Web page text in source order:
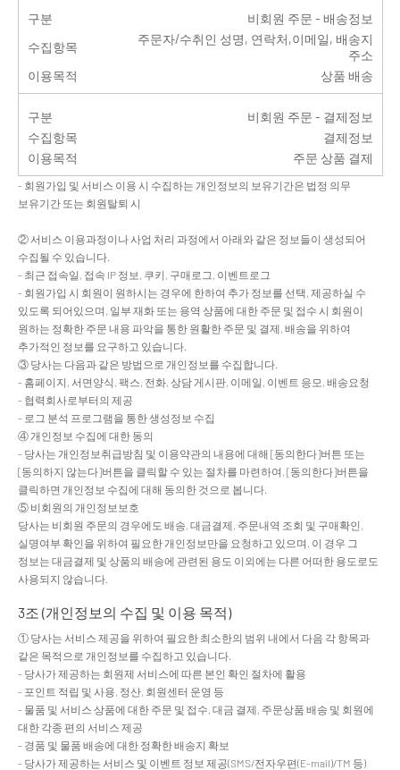
구분
비회원 주문 - 배송정보
수집항목
주문자/수취인 성명, 연락처,이메일, 배송지
주소
이용목적
상품 배송
구분
비회원 주문 - 결제정보
수집항목
결제정보
이용목적
주문 상품 결제
- 회원가입 및 서비스 이용 시 수집하는 개인정보의 보유기간은 법정 의무
보유기간 또는 회원탈퇴 시
② 서비스 이용과정이나 사업 처리 과정에서 아래와 같은 정보들이 생성되어
수집될 수 있습니다.
- 최근 접속일, 접속 IP 정보, 쿠키, 구매로그, 이벤트로그
- 회원가입 시 회원이 원하시는 경우에 한하여 추가 정보를 선택, 제공하실 수
있도록 되어있으며, 일부 재화 또는 용역 상품에 대한 주문 및 접수 시 회원이
원하는 정확한 주문 내용 파악을 통한 원활한 주문 및 결제, 배송을 위하여
추가적인 정보를 요구하고 있습니다.
③ 당사는 다음과 같은 방법으로 개인정보를 수집합니다.
- 홈페이지, 서면양식, 팩스, 전화, 상담 게시판, 이메일, 이벤트 응모, 배송요청
- 협력회사로부터의 제공
- 로그 분석 프로그램을 통한 생성정보 수집
④ 개인정보 수집에 대한 동의
- 당사는 개인정보취급방침 및 이용약관의 내용에 대해 [동의한다]버튼 또는
[동의하지 않는다]버튼을 클릭할 수 있는 절차를 마련하여, [동의한다]버튼을
클릭하면 개인정보 수집에 대해 동의한 것으로 봅니다.
⑤ 비회원의 개인정보보호
당사는 비회원 주문의 경우에도 배송, 대금결제, 주문내역 조회 및 구매확인,
실명여부 확인을 위하여 필요한 개인정보만을 요청하고 있으며, 이 경우 그
정보는 대금결제 및 상품의 배송에 관련된 용도 이외에는 다른 어떠한 용도로도
사용되지 않습니다.
3조 (개인정보의 수집 및 이용 목적)
① 당사는 서비스 제공을 위하여 필요한 최소한의 범위 내에서 다음 각 항목과
같은 목적으로 개인정보를 수집하고 있습니다.
- 당사가 제공하는 회원제 서비스에 따른 본인 확인 절차에 활용
- 포인트 적립 및 사용, 정산, 회원센터 운영 등
- 물품 및 서비스 상품에 대한 주문 및 접수, 대금 결제, 주문상품 배송 및 회원에
대한 각종 편의 서비스 제공
- 경품 및 물품 배송에 대한 정확한 배송지 확보
- 당사가 제공하는 서비스 및 이벤트 정보 제공(SMS/전자우편(E-mail)/TM 등)